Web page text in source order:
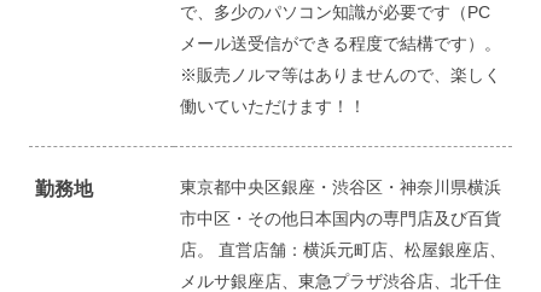
で、多少のパソコン知識が必要です（PC
メール送受信ができる程度で結構です）。
※販売ノルマ等はありませんので、楽しく
働いていただけます！！
勤務地
東京都中央区銀座・渋谷区・神奈川県横浜
市中区・その他日本国内の専門店及び百貨
店。 直営店舗：横浜元町店、松屋銀座店、
メルサ銀座店、東急プラザ渋谷店、北千住